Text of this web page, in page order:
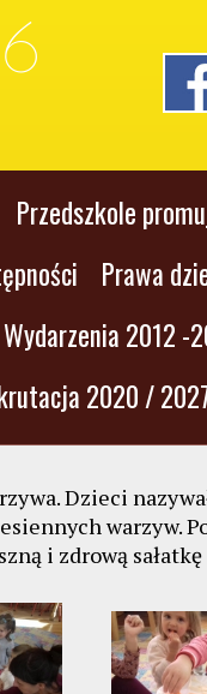
Przedszkole
Prawa
Wydarzenia 2012 -
2020 /
Dzieci
warzyw.
i zdrową